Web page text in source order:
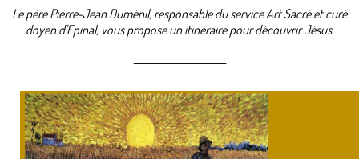
Le père Pierre-Jean Duménil, responsable du service Art Sacré et curé
doyen d'Epinal, vous propose un itinéraire pour découvrir Jésus.